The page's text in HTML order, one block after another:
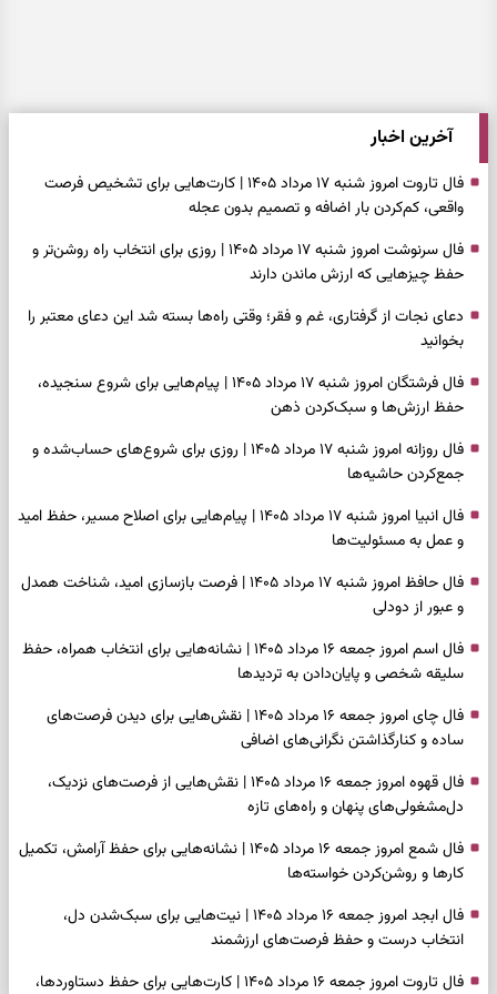
آخرین اخبار
فال تاروت امروز شنبه ۱۷ مرداد ۱۴۰۵ | کارت‌هایی برای تشخیص فرصت
واقعی، کم‌کردن بار اضافه و تصمیم بدون عجله
فال سرنوشت امروز شنبه ۱۷ مرداد ۱۴۰۵ | روزی برای انتخاب راه روشن‌تر و
حفظ چیزهایی که ارزش ماندن دارند
دعای نجات از گرفتاری، غم و فقر؛ وقتی راه‌ها بسته شد این دعای معتبر را
بخوانید
فال فرشتگان امروز شنبه ۱۷ مرداد ۱۴۰۵ | پیام‌هایی برای شروع سنجیده،
حفظ ارزش‌ها و سبک‌کردن ذهن
فال روزانه امروز شنبه ۱۷ مرداد ۱۴۰۵ | روزی برای شروع‌های حساب‌شده و
جمع‌کردن حاشیه‌ها
فال انبیا امروز شنبه ۱۷ مرداد ۱۴۰۵ | پیام‌هایی برای اصلاح مسیر، حفظ امید
و عمل به مسئولیت‌ها
فال حافظ امروز شنبه ۱۷ مرداد ۱۴۰۵ | فرصت بازسازی امید، شناخت همدل
و عبور از دودلی
فال اسم امروز جمعه ۱۶ مرداد ۱۴۰۵ | نشانه‌هایی برای انتخاب همراه، حفظ
سلیقه شخصی و پایان‌دادن به تردیدها
فال چای امروز جمعه ۱۶ مرداد ۱۴۰۵ | نقش‌هایی برای دیدن فرصت‌های
ساده و کنارگذاشتن نگرانی‌های اضافی
فال قهوه امروز جمعه ۱۶ مرداد ۱۴۰۵ | نقش‌هایی از فرصت‌های نزدیک،
دل‌مشغولی‌های پنهان و راه‌های تازه
فال شمع امروز جمعه ۱۶ مرداد ۱۴۰۵ | نشانه‌هایی برای حفظ آرامش، تکمیل
کارها و روشن‌کردن خواسته‌ها
فال ابجد امروز جمعه ۱۶ مرداد ۱۴۰۵ | نیت‌هایی برای سبک‌شدن دل،
انتخاب درست و حفظ فرصت‌های ارزشمند
فال تاروت امروز جمعه ۱۶ مرداد ۱۴۰۵ | کارت‌هایی برای حفظ دستاوردها،